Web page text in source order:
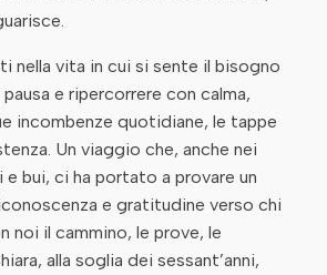
nella vita in cui si sente il bisogno
e ripercorrere con calma,
incombenze quotidiane, le tappe
Un viaggio che, anche nei
bui, ci ha portato a provare un
e gratitudine verso chi
noi il cammino, le prove, le
alla soglia dei sessant’anni,